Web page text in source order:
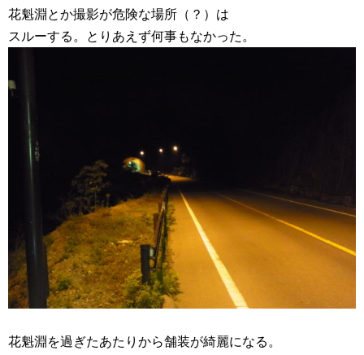
花魁淵とか撮影が危険な場所（？）は
スルーする。とりあえず何事もなかった。
花魁淵を過ぎたあたりから舗装が綺麗になる。